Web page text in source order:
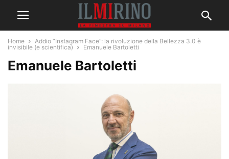
Home
Addio “Instagram Face”: la rivoluzione della Bellezza 3.0 è
invisibile (e scientifica)
Emanuele Bartoletti
Emanuele Bartoletti